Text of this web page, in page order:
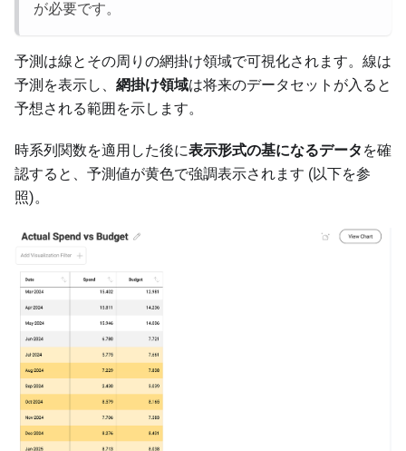
が必要です。
予測は線とその周りの網掛け領域で可視化されます。線は
予測を表示し、 網掛け領域は将来のデータセットが入ると
予想される範囲を示します。
時系列関数を適用した後に表示形式の基になるデータ を確
認すると、予測値が黄色で強調表示されます (以下を参
照)。